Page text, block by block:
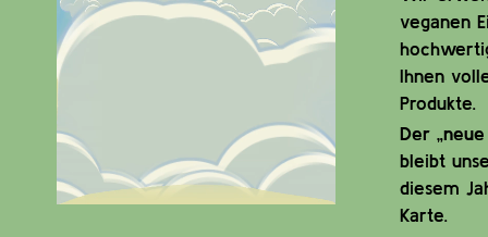
veganen
Ihnen
Produkte.
Der „neue
bleibt
diesem
Karte.